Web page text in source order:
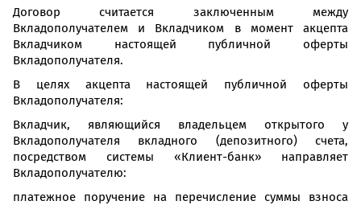
Договор считается заключенным между
Вкладополучателем и Вкладчиком в момент акцепта
Вкладчиком настоящей публичной оферты
Вкладополучателя.
В целях акцепта настоящей публичной оферты
Вкладополучателя:
Вкладчик, являющийся владельцем открытого у
Вкладополучателя вкладного (депозитного) счета,
посредством системы «Клиент-банк» направляет
Вкладополучателю:
платежное поручение на перечисление суммы взноса